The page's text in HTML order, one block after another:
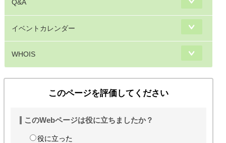
Q&A
イベントカレンダー
WHOIS
このページを評価してください
このWebページは役に立ちましたか？
役に立った